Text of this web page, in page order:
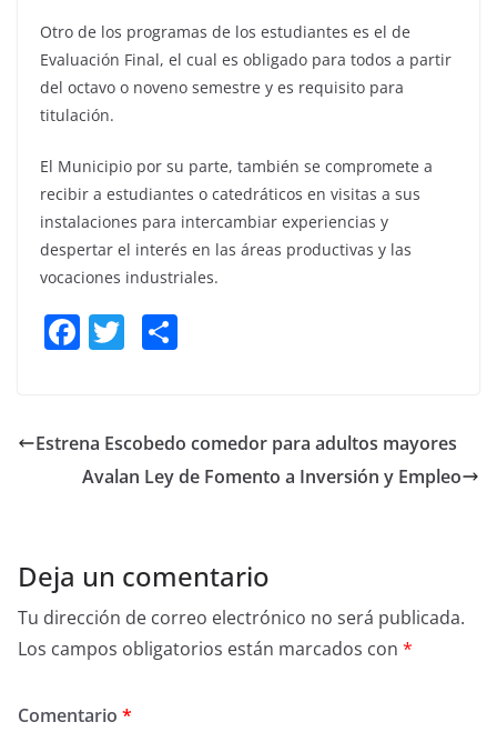
Otro de los programas de los estudiantes es el de
Evaluación Final, el cual es obligado para todos a partir
del octavo o noveno semestre y es requisito para
titulación.
El Municipio por su parte, también se compromete a
recibir a estudiantes o catedráticos en visitas a sus
instalaciones para intercambiar experiencias y
despertar el interés en las áreas productivas y las
vocaciones industriales.
F
e
b
k
T
er e
Estrena Escobedo comedor para adultos mayores
Avalan Ley de Fomento a Inversión y Empleo
Deja un comentario
Tu dirección de correo electrónico no será publicada.
Los campos obligatorios están marcados con *
Comentario *